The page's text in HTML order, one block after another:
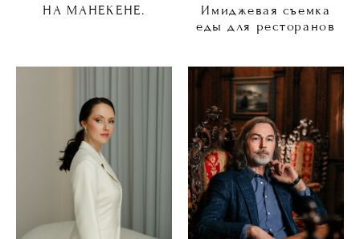
НА МАНЕКЕНЕ.
Имиджевая съемка
еды для ресторанов